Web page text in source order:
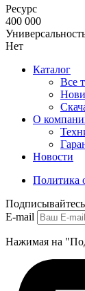
Ресурс
400 000
Нет
Каталог
Все
О
Новости
Политика
E-mail
Нажимая на